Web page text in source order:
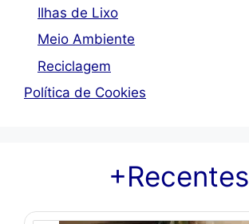
Ilhas de Lixo
Meio Ambiente
Reciclagem
Política de Cookies
+Recentes